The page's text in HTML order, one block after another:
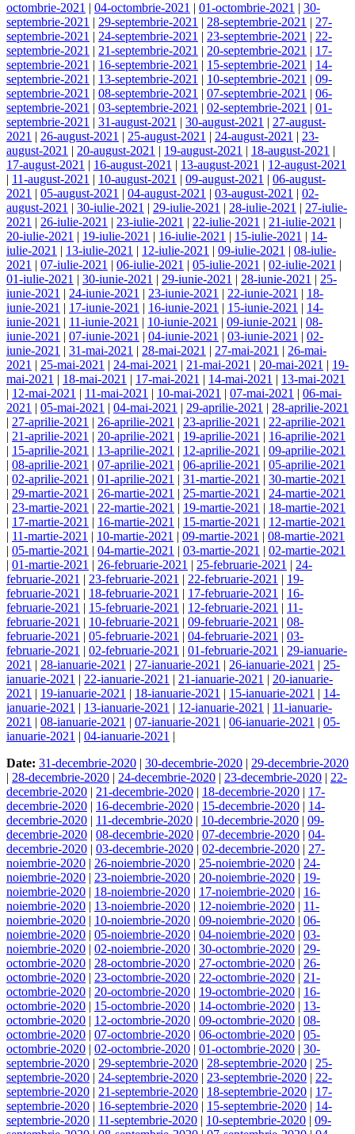
octombrie-2021 | 04-octombrie-2021 | 01-octombrie-2021 | 30-
septembrie-2021 | 29-septembrie-2021 | 28-septembrie-2021 | 27-
septembrie-2021 | 24-septembrie-2021 | 23-septembrie-2021 | 22-
septembrie-2021 | 21-septembrie-2021 | 20-septembrie-2021 | 17-
septembrie-2021 | 16-septembrie-2021 | 15-septembrie-2021 | 14-
septembrie-2021 | 13-septembrie-2021 | 10-septembrie-2021 | 09-
septembrie-2021 | 08-septembrie-2021 | 07-septembrie-2021 | 06-
septembrie-2021 | 03-septembrie-2021 | 02-septembrie-2021 | 01-
septembrie-2021 | 31-august-2021 | 30-august-2021 | 27-august-
2021 | 26-august-2021 | 25-august-2021 | 24-august-2021 | 23-
august-2021 | 20-august-2021 | 19-august-2021 | 18-august-2021 |
17-august-2021 | 16-august-2021 | 13-august-2021 | 12-august-2021
| 11-august-2021 | 10-august-2021 | 09-august-2021 | 06-august-
2021 | 05-august-2021 | 04-august-2021 | 03-august-2021 | 02-
august-2021 | 30-iulie-2021 | 29-iulie-2021 | 28-iulie-2021 | 27-iulie-
2021 | 26-iulie-2021 | 23-iulie-2021 | 22-iulie-2021 | 21-iulie-2021 |
20-iulie-2021 | 19-iulie-2021 | 16-iulie-2021 | 15-iulie-2021 | 14-
iulie-2021 | 13-iulie-2021 | 12-iulie-2021 | 09-iulie-2021 | 08-iulie-
2021 | 07-iulie-2021 | 06-iulie-2021 | 05-iulie-2021 | 02-iulie-2021 |
01-iulie-2021 | 30-iunie-2021 | 29-iunie-2021 | 28-iunie-2021 | 25-
iunie-2021 | 24-iunie-2021 | 23-iunie-2021 | 22-iunie-2021 | 18-
iunie-2021 | 17-iunie-2021 | 16-iunie-2021 | 15-iunie-2021 | 14-
iunie-2021 | 11-iunie-2021 | 10-iunie-2021 | 09-iunie-2021 | 08-
iunie-2021 | 07-iunie-2021 | 04-iunie-2021 | 03-iunie-2021 | 02-
iunie-2021 | 31-mai-2021 | 28-mai-2021 | 27-mai-2021 | 26-mai-
2021 | 25-mai-2021 | 24-mai-2021 | 21-mai-2021 | 20-mai-2021 | 19-
mai-2021 | 18-mai-2021 | 17-mai-2021 | 14-mai-2021 | 13-mai-2021
| 12-mai-2021 | 11-mai-2021 | 10-mai-2021 | 07-mai-2021 | 06-mai-
2021 | 05-mai-2021 | 04-mai-2021 | 29-aprilie-2021 | 28-aprilie-2021
| 27-aprilie-2021 | 26-aprilie-2021 | 23-aprilie-2021 | 22-aprilie-2021
| 21-aprilie-2021 | 20-aprilie-2021 | 19-aprilie-2021 | 16-aprilie-2021
| 15-aprilie-2021 | 13-aprilie-2021 | 12-aprilie-2021 | 09-aprilie-2021
| 08-aprilie-2021 | 07-aprilie-2021 | 06-aprilie-2021 | 05-aprilie-2021
| 02-aprilie-2021 | 01-aprilie-2021 | 31-martie-2021 | 30-martie-2021
| 29-martie-2021 | 26-martie-2021 | 25-martie-2021 | 24-martie-2021
| 23-martie-2021 | 22-martie-2021 | 19-martie-2021 | 18-martie-2021
| 17-martie-2021 | 16-martie-2021 | 15-martie-2021 | 12-martie-2021
| 11-martie-2021 | 10-martie-2021 | 09-martie-2021 | 08-martie-2021
| 05-martie-2021 | 04-martie-2021 | 03-martie-2021 | 02-martie-2021
| 01-martie-2021 | 26-februarie-2021 | 25-februarie-2021 | 24-
februarie-2021 | 23-februarie-2021 | 22-februarie-2021 | 19-
februarie-2021 | 18-februarie-2021 | 17-februarie-2021 | 16-
februarie-2021 | 15-februarie-2021 | 12-februarie-2021 | 11-
februarie-2021 | 10-februarie-2021 | 09-februarie-2021 | 08-
februarie-2021 | 05-februarie-2021 | 04-februarie-2021 | 03-
februarie-2021 | 02-februarie-2021 | 01-februarie-2021 | 29-ianuarie-
2021 | 28-ianuarie-2021 | 27-ianuarie-2021 | 26-ianuarie-2021 | 25-
ianuarie-2021 | 22-ianuarie-2021 | 21-ianuarie-2021 | 20-ianuarie-
2021 | 19-ianuarie-2021 | 18-ianuarie-2021 | 15-ianuarie-2021 | 14-
ianuarie-2021 | 13-ianuarie-2021 | 12-ianuarie-2021 | 11-ianuarie-
2021 | 08-ianuarie-2021 | 07-ianuarie-2021 | 06-ianuarie-2021 | 05-
ianuarie-2021 | 04-ianuarie-2021 |
Date: 31-decembrie-2020 | 30-decembrie-2020 | 29-decembrie-2020
| 28-decembrie-2020 | 24-decembrie-2020 | 23-decembrie-2020 | 22-
decembrie-2020 | 21-decembrie-2020 | 18-decembrie-2020 | 17-
decembrie-2020 | 16-decembrie-2020 | 15-decembrie-2020 | 14-
decembrie-2020 | 11-decembrie-2020 | 10-decembrie-2020 | 09-
decembrie-2020 | 08-decembrie-2020 | 07-decembrie-2020 | 04-
decembrie-2020 | 03-decembrie-2020 | 02-decembrie-2020 | 27-
noiembrie-2020 | 26-noiembrie-2020 | 25-noiembrie-2020 | 24-
noiembrie-2020 | 23-noiembrie-2020 | 20-noiembrie-2020 | 19-
noiembrie-2020 | 18-noiembrie-2020 | 17-noiembrie-2020 | 16-
noiembrie-2020 | 13-noiembrie-2020 | 12-noiembrie-2020 | 11-
noiembrie-2020 | 10-noiembrie-2020 | 09-noiembrie-2020 | 06-
noiembrie-2020 | 05-noiembrie-2020 | 04-noiembrie-2020 | 03-
noiembrie-2020 | 02-noiembrie-2020 | 30-octombrie-2020 | 29-
octombrie-2020 | 28-octombrie-2020 | 27-octombrie-2020 | 26-
octombrie-2020 | 23-octombrie-2020 | 22-octombrie-2020 | 21-
octombrie-2020 | 20-octombrie-2020 | 19-octombrie-2020 | 16-
octombrie-2020 | 15-octombrie-2020 | 14-octombrie-2020 | 13-
octombrie-2020 | 12-octombrie-2020 | 09-octombrie-2020 | 08-
octombrie-2020 | 07-octombrie-2020 | 06-octombrie-2020 | 05-
octombrie-2020 | 02-octombrie-2020 | 01-octombrie-2020 | 30-
septembrie-2020 | 29-septembrie-2020 | 28-septembrie-2020 | 25-
septembrie-2020 | 24-septembrie-2020 | 23-septembrie-2020 | 22-
septembrie-2020 | 21-septembrie-2020 | 18-septembrie-2020 | 17-
septembrie-2020 | 16-septembrie-2020 | 15-septembrie-2020 | 14-
septembrie-2020 | 11-septembrie-2020 | 10-septembrie-2020 | 09-